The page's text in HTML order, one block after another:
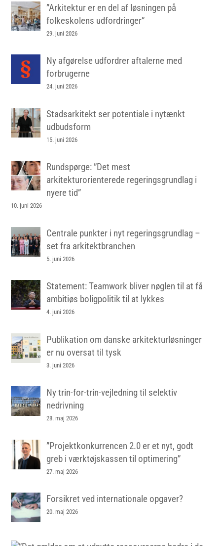
”Arkitektur er en del af løsningen på
folkeskolens udfordringer”
29. juni 2026
Ny afgørelse udfordrer aftalerne med
forbrugerne
24. juni 2026
Stadsarkitekt ser potentiale i nytænkt
udbudsform
15. juni 2026
Rundspørge: ”Det mest
arkitekturorienterede regeringsgrundlag i
nyere tid”
10. juni 2026
Centrale punkter i nyt regeringsgrundlag –
set fra arkitektbranchen
5. juni 2026
Statement: Teamwork bliver nøglen til at få
ambitiøs boligpolitik til at lykkes
4. juni 2026
Publikation om danske arkitekturløsninger
er nu oversat til tysk
3. juni 2026
Ny trin-for-trin-vejledning til selektiv
nedrivning
28. maj 2026
”Projektkonkurrencen 2.0 er et nyt, godt
greb i værktøjskassen til optimering”
27. maj 2026
Forsikret ved internationale opgaver?
20. maj 2026